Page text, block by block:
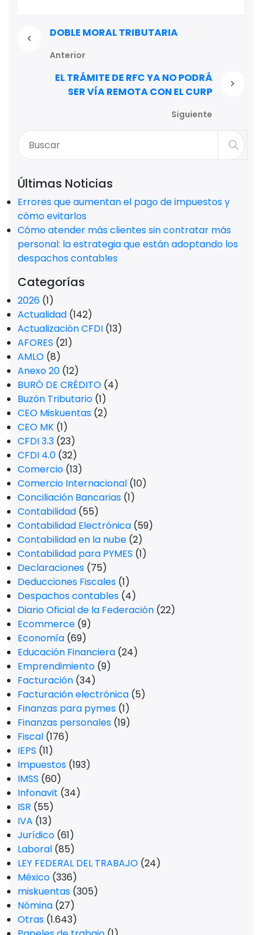
DOBLE MORAL TRIBUTARIA
Anterior
EL TRÁMITE DE RFC YA NO PODRÁ
SER VÍA REMOTA CON EL CURP
Siguiente
Últimas Noticias
Errores que aumentan el pago de impuestos y
cómo evitarlos
Cómo atender más clientes sin contratar más
personal: la estrategia que están adoptando los
despachos contables
Categorías
2026 (1)
Actualidad (142)
Actualización CFDI (13)
AFORES (21)
AMLO (8)
Anexo 20 (12)
BURÓ DE CRÉDITO (4)
Buzón Tributario (1)
CEO Miskuentas (2)
CEO MK (1)
CFDI 3.3 (23)
CFDI 4.0 (32)
Comercio (13)
Comercio Internacional (10)
Conciliación Bancarias (1)
Contabilidad (55)
Contabilidad Electrónica (59)
Contabilidad en la nube (2)
Contabilidad para PYMES (1)
Declaraciones (75)
Deducciones Fiscales (1)
Despachos contables (4)
Diario Oficial de la Federación (22)
Ecommerce (9)
Economía (69)
Educación Financiera (24)
Emprendimiento (9)
Facturación (34)
Facturación electrónica (5)
Finanzas para pymes (1)
Finanzas personales (19)
Fiscal (176)
IEPS (11)
Impuestos (193)
IMSS (60)
Infonavit (34)
ISR (55)
IVA (13)
Jurídico (61)
Laboral (85)
LEY FEDERAL DEL TRABAJO (24)
México (336)
miskuentas (305)
Nómina (27)
Otras (1.643)